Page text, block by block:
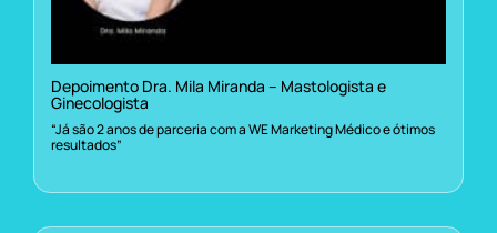
Depoimento Dra. Mila Miranda – Mastologista e
Ginecologista
“Já são 2 anos de parceria com a WE Marketing Médico e ótimos
resultados”